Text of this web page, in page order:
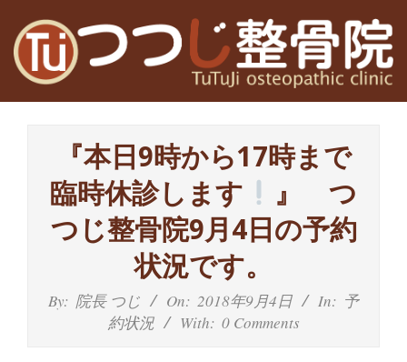
content
高
富
田
木
『本日9時から17時まで
臨時休診します
』 つ
つじ整骨院9月4日の予約
状況です。
By: 院長 つじ On: 2018年9月4日 In: 予
約状況
With: 0 Comments